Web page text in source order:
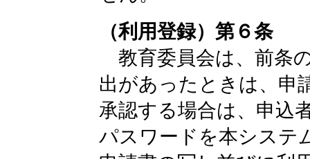
（利用登録）第６条
教育委員会は、前条
出があったときは、申
承認する場合は、申込
パスワードを本システ